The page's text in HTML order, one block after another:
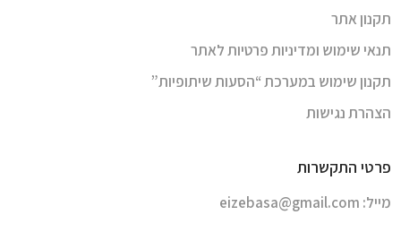
תקנון אתר
תנאי שימוש ומדיניות פרטיות לאתר
תקנון שימוש במערכת “הסעות שיתופיות”
הצהרת נגישות
פרטי התקשרות
מייל: eizebasa@gmail.com